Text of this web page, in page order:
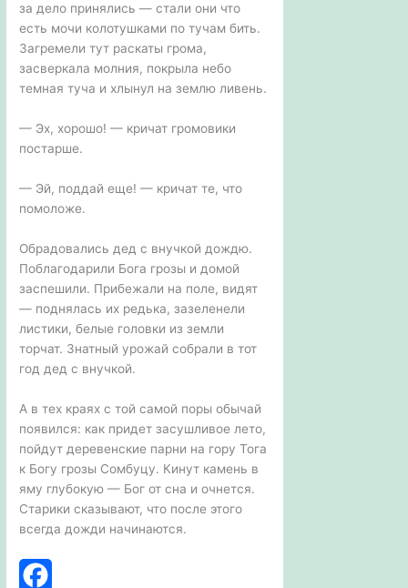
за дело принялись — стали они что
есть мочи колотушками по тучам бить.
Загремели тут раскаты грома,
засверкала молния, покрыла небо
темная туча и хлынул на землю ливень.
— Эх, хорошо! — кричат громовики
постарше.
— Эй, поддай еще! — кричат те, что
помоложе.
Обрадовались дед с внучкой дождю.
Поблагодарили Бога грозы и домой
заспешили. Прибежали на поле, видят
— поднялась их редька, зазеленели
листики, белые головки из земли
торчат. Знатный урожай собрали в тот
год дед с внучкой.
А в тех краях с той самой поры обычай
появился: как придет засушливое лето,
пойдут деревенские парни на гору Тога
к Богу грозы Сомбуцу. Кинут камень в
яму глубокую — Бог от сна и очнется.
Старики сказывают, что после этого
всегда дожди начинаются.